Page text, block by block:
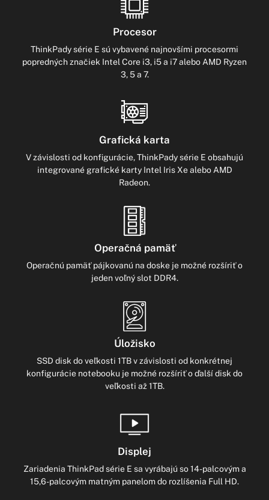
Procesor
ThinkPady série E sú vybavené najnovšími procesormi
popredných značiek Intel Core i3, i5 a i7 alebo AMD Ryzen
3, 5 a 7.
Grafická karta
V závislosti od konfigurácie, ThinkPady série E obsahujú
integrované grafické karty Intel Iris Xe alebo AMD
Radeon.
Operačná pamäť
Operačnú pamäť pájkovanú na doske je možné rozšíriť o
jeden voľný slot DDR4.
Úložisko
SSD disk do veľkosti 1TB v závislosti od konkrétnej
konfigurácie notebooku je možné rozšíriť o ďalší disk do
veľkosti až 1TB.
Displej
Zariadenia ThinkPad série E sa vyrábajú so 14-palcovým a
15,6-palcovým matným panelom do rozlíšenia Full HD.